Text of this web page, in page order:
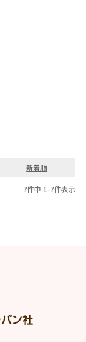
新着順
7件中 1-7件表示